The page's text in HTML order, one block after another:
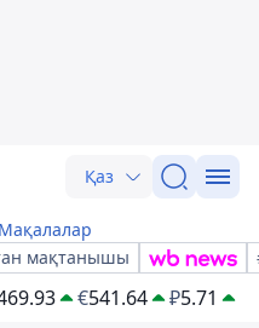
Қаз
Мақалалар
мақтанышы
€541.64 ₽5.71